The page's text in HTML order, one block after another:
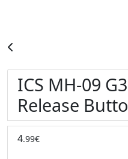
ICS MH-09
Release
4.99€